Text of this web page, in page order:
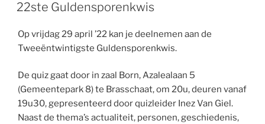
OP
22ste Guldensporenkwis
Op vrijdag 29 april ’22 kan je deelnemen aan de
Tweeëntwintigste Guldensporenkwis.
De quiz gaat door in zaal Born, Azalealaan 5
(Gemeentepark 8) te Brasschaat, om 20u, deuren vanaf
19u30, gepresenteerd door quizleider Inez Van Giel.
Naast de thema’s actualiteit, personen, geschiedenis,